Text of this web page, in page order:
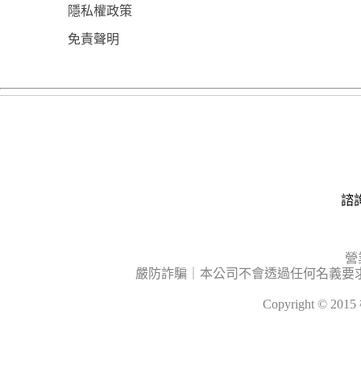
隱私權政策
免責聲明
諮
營
嚴防詐騙｜本公司不會透過任何名義
Copyright ©